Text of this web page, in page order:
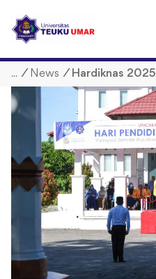
p
/ News / Hardiknas 2025